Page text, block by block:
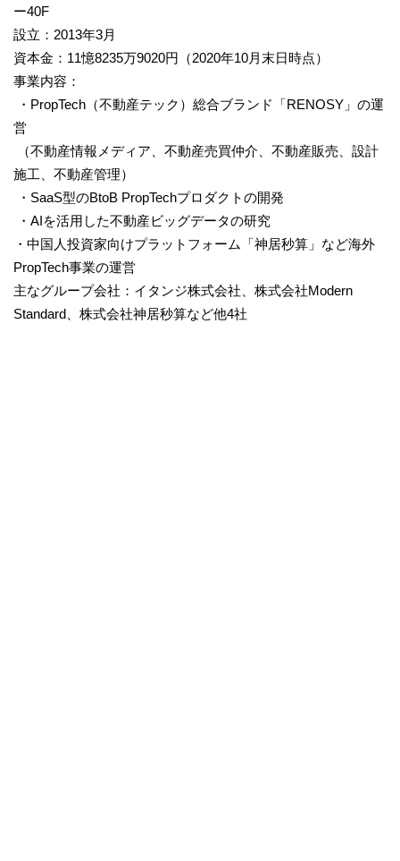
ー40F
設立：2013年3月
資本金：11憶8235万9020円（2020年10月末日時点）
事業内容：
・PropTech（不動産テック）総合ブランド「RENOSY」の運
営
（不動産情報メディア、不動産売買仲介、不動産販売、設計
施工、不動産管理）
・SaaS型のBtoB PropTechプロダクトの開発
・AIを活用した不動産ビッグデータの研究
・中国⼈投資家向けプラットフォーム「神居秒算」など海外
PropTech事業の運営
主なグループ会社：イタンジ株式会社、株式会社Modern
Standard、株式会社神居秒算など他4社